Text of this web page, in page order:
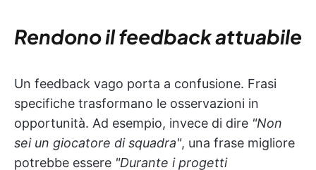
Rendono il feedback attuabile
Un feedback vago porta a confusione. Frasi
specifiche trasformano le osservazioni in
opportunità. Ad esempio, invece di dire "Non
sei un giocatore di squadra", una frase migliore
potrebbe essere "Durante i progetti